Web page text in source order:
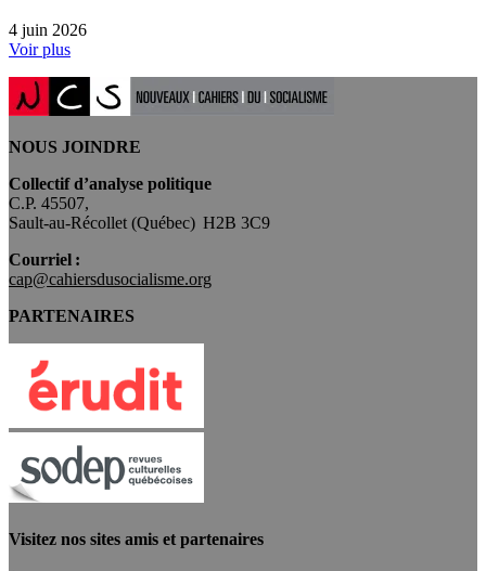
4 juin 2026
Voir plus
NOUS JOINDRE
Collectif d’analyse politique
C.P. 45507,
Sault-au-Récollet (Québec) H2B 3C9
Courriel :
cap@cahiersdusocialisme.org
PARTENAIRES
Visitez nos sites amis et partenaires